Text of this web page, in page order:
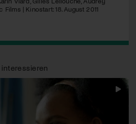
Films | Kinostart: 18. August 2011